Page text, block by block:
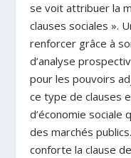
se voit attribuer la
clauses sociales ».
renforcer grâce à
d’analyse
pour les pouvoirs
ce type de clauses
d’économie sociale
des marchés
conforte la clause